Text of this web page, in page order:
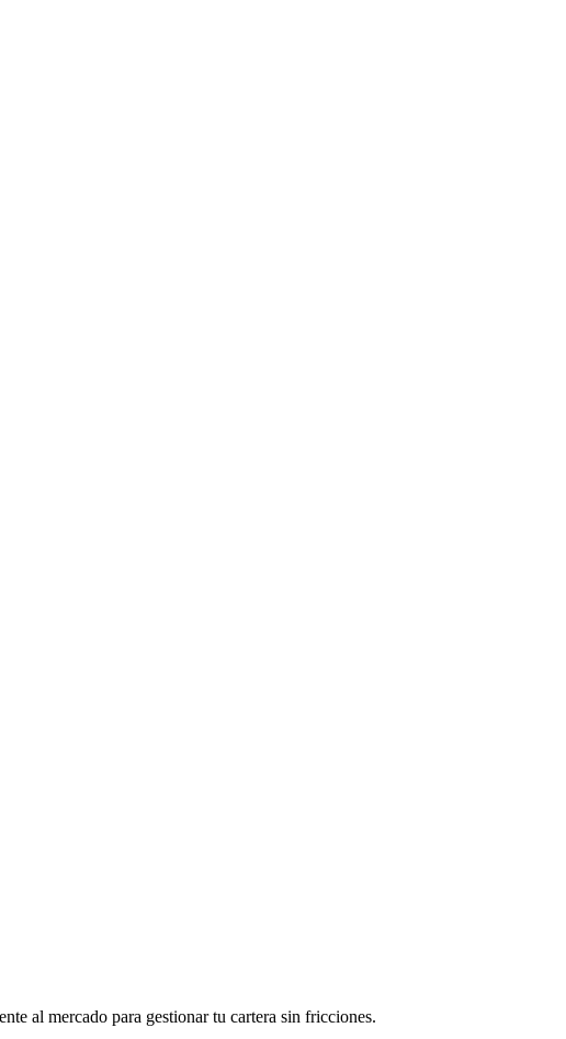
al mercado para gestionar tu cartera sin fricciones.